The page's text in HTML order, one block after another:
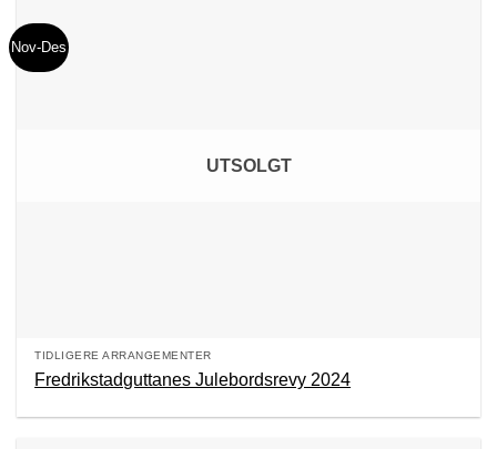
Nov-Des
UTSOLGT
TIDLIGERE ARRANGEMENTER
Fredrikstadguttanes Julebordsrevy 2024